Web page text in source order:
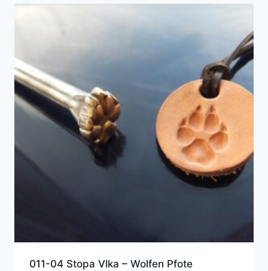
011-04 Stopa Vlka – Wolfen Pfote